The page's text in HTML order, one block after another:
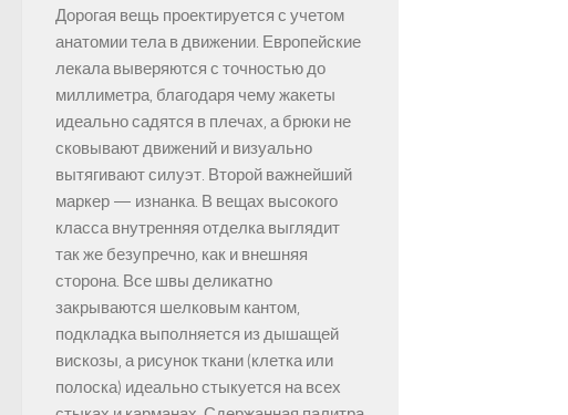
Дорогая вещь проектируется с учетом
анатомии тела в движении. Европейские
лекала выверяются с точностью до
миллиметра, благодаря чему жакеты
идеально садятся в плечах, а брюки не
сковывают движений и визуально
вытягивают силуэт. Второй важнейший
маркер — изнанка. В вещах высокого
класса внутренняя отделка выглядит
так же безупречно, как и внешняя
сторона. Все швы деликатно
закрываются шелковым кантом,
подкладка выполняется из дышащей
вискозы, а рисунок ткани (клетка или
полоска) идеально стыкуется на всех